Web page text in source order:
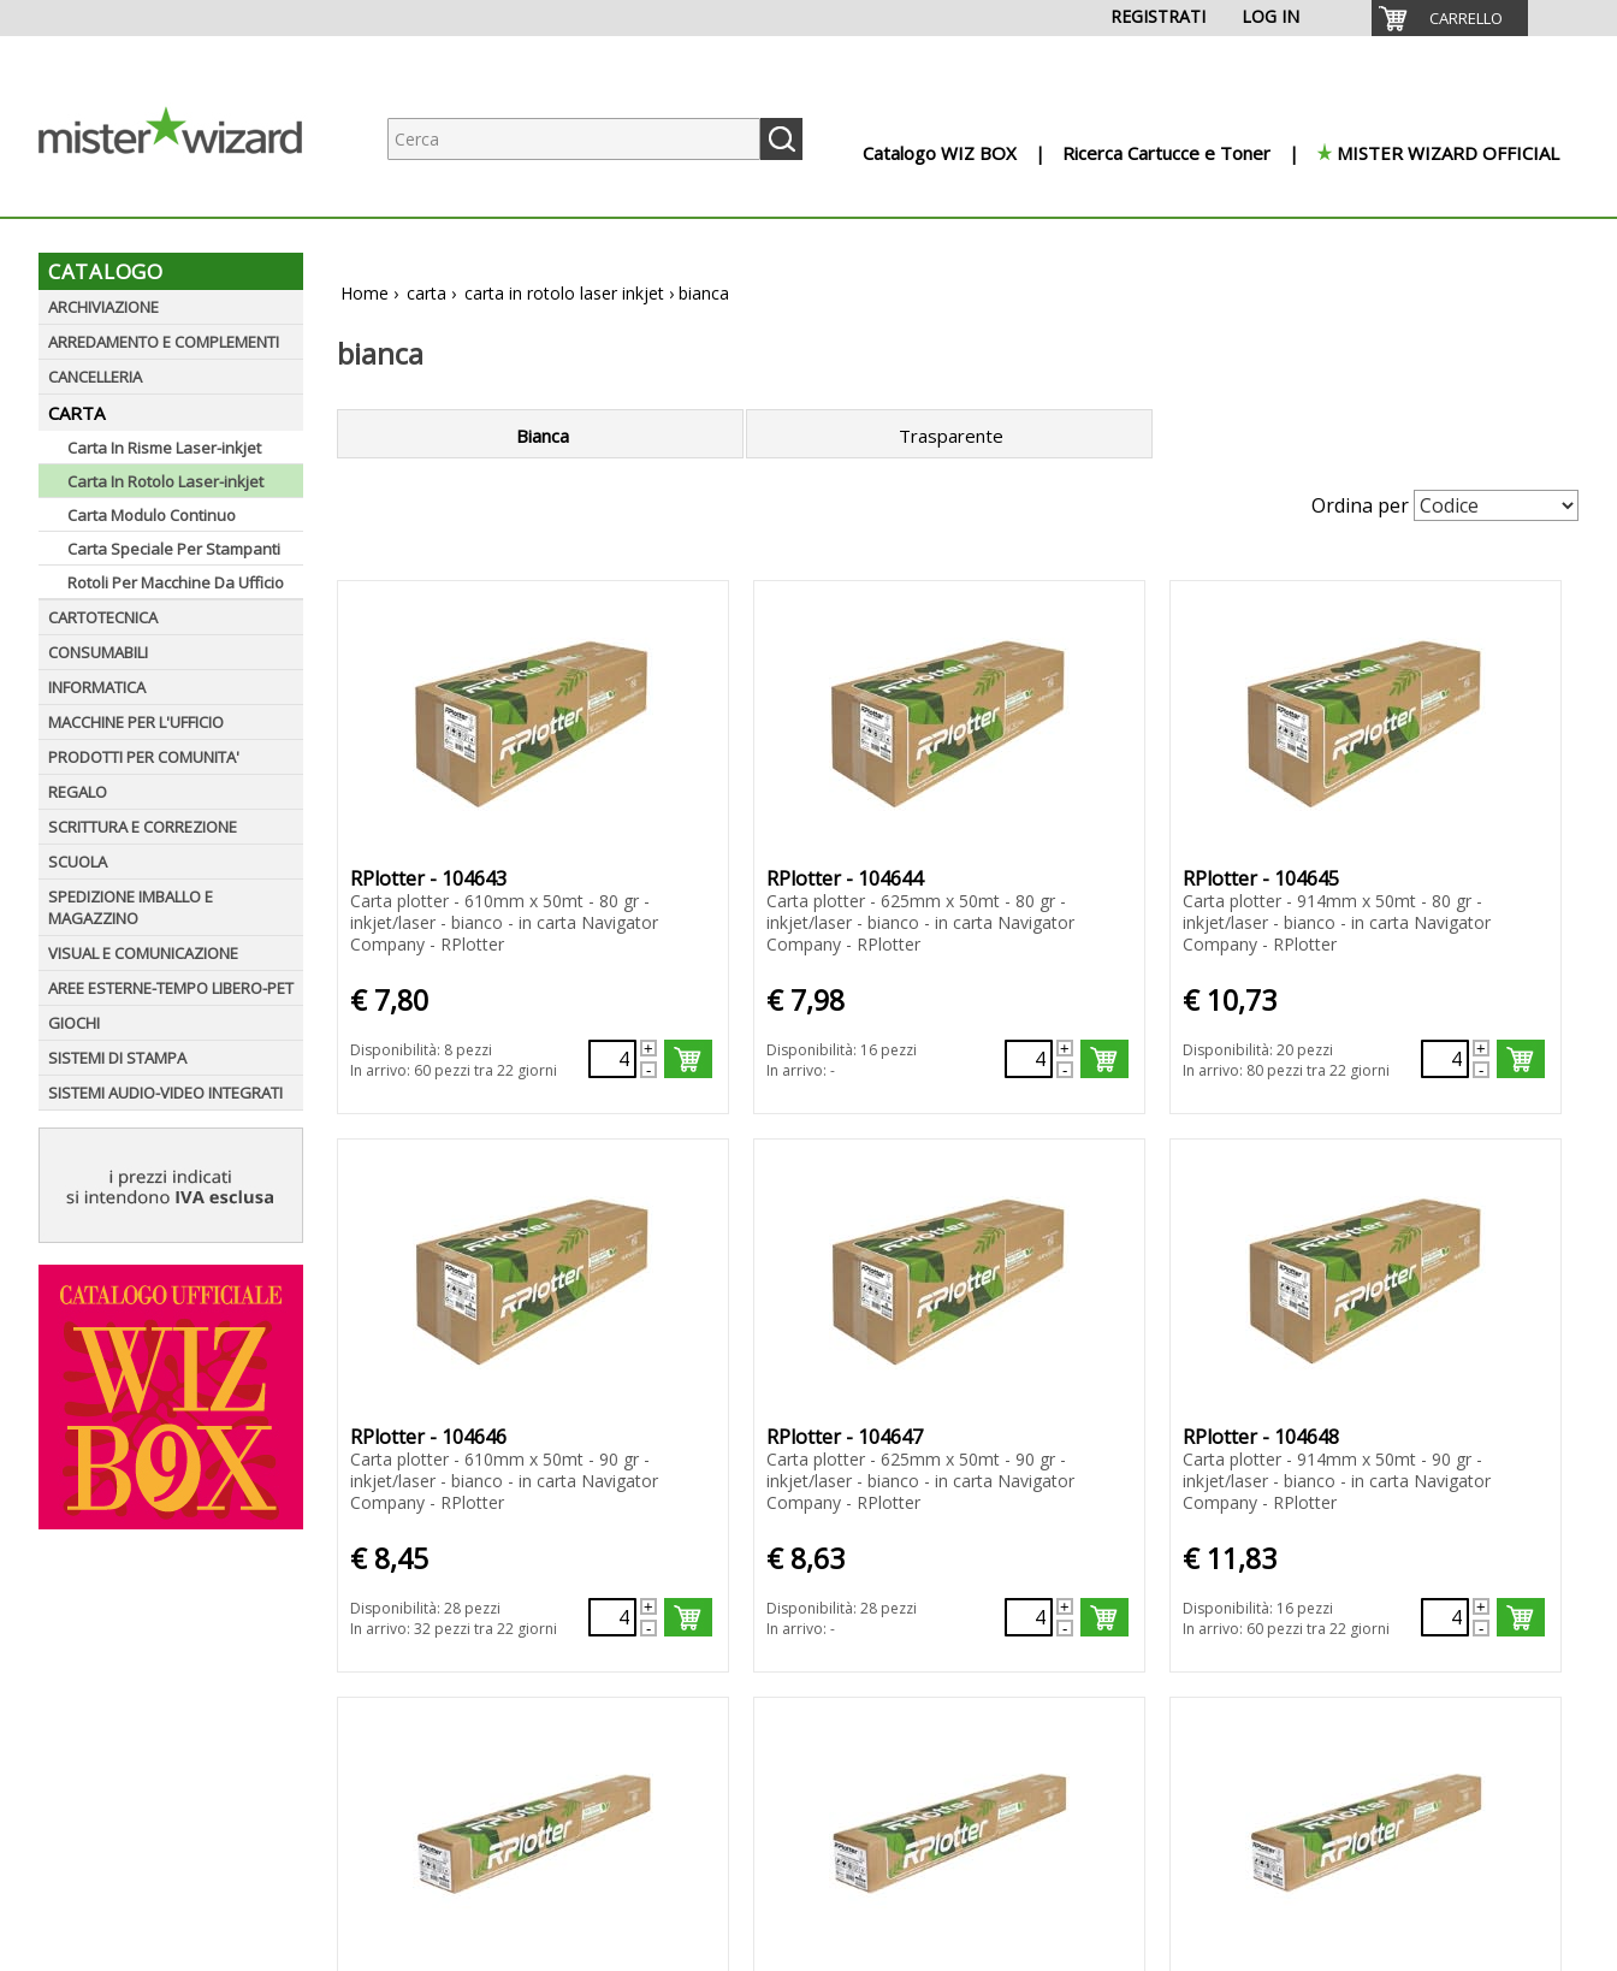
CARRELLO
LOG IN
REGISTRATI
Catalogo WIZ BOX Ricerca Cartucce e Toner MISTER WIZARD OFFICIAL
CATALOGO
ARCHIVIAZIONE
ARREDAMENTO E COMPLEMENTI
CANCELLERIA
CARTA
Carta In Risme Laser-inkjet
Carta In Rotolo Laser-inkjet
Carta Modulo Continuo
Carta Speciale Per Stampanti
Rotoli Per Macchine Da Ufficio
CARTOTECNICA
CONSUMABILI
INFORMATICA
MACCHINE PER L'UFFICIO
PRODOTTI PER COMUNITA'
REGALO
SCRITTURA E CORREZIONE
SCUOLA
SPEDIZIONE IMBALLO E
MAGAZZINO
VISUAL E COMUNICAZIONE
AREE ESTERNE-TEMPO LIBERO-PET
GIOCHI
SISTEMI DI STAMPA
SISTEMI AUDIO-VIDEO INTEGRATI
Home › carta › carta in rotolo laser inkjet › bianca
bianca
Bianca Trasparente
Ordina per
RPlotter - 104643
Carta plotter - 610mm x 50mt - 80 gr -
inkjet/laser - bianco - in carta Navigator
Company - RPlotter
€ 7,80
Disponibilità: 8 pezzi
In arrivo: 60 pezzi tra 22 giorni
RPlotter - 104644
Carta plotter - 625mm x 50mt - 80 gr -
inkjet/laser - bianco - in carta Navigator
Company - RPlotter
€ 7,98
Disponibilità: 16 pezzi
In arrivo: -
RPlotter - 104645
Carta plotter - 914mm x 50mt - 80 gr -
inkjet/laser - bianco - in carta Navigator
Company - RPlotter
€ 10,73
Disponibilità: 20 pezzi
In arrivo: 80 pezzi tra 22 giorni
RPlotter - 104646
Carta plotter - 610mm x 50mt - 90 gr -
inkjet/laser - bianco - in carta Navigator
Company - RPlotter
€ 8,45
Disponibilità: 28 pezzi
In arrivo: 32 pezzi tra 22 giorni
RPlotter - 104647
Carta plotter - 625mm x 50mt - 90 gr -
inkjet/laser - bianco - in carta Navigator
Company - RPlotter
€ 8,63
Disponibilità: 28 pezzi
In arrivo: -
RPlotter - 104648
Carta plotter - 914mm x 50mt - 90 gr -
inkjet/laser - bianco - in carta Navigator
Company - RPlotter
€ 11,83
Disponibilità: 16 pezzi
In arrivo: 60 pezzi tra 22 giorni